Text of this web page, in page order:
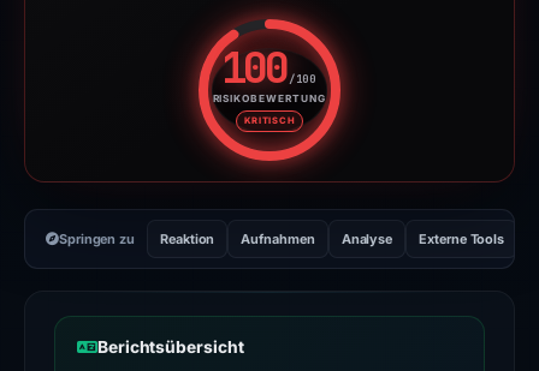
100/100
RISIKOBEWERTUNG
KRITISCH
Risikobewertung: 100 von
Springen zu Reaktion Aufnahmen Analyse Externe Tools
Berichtsübersicht